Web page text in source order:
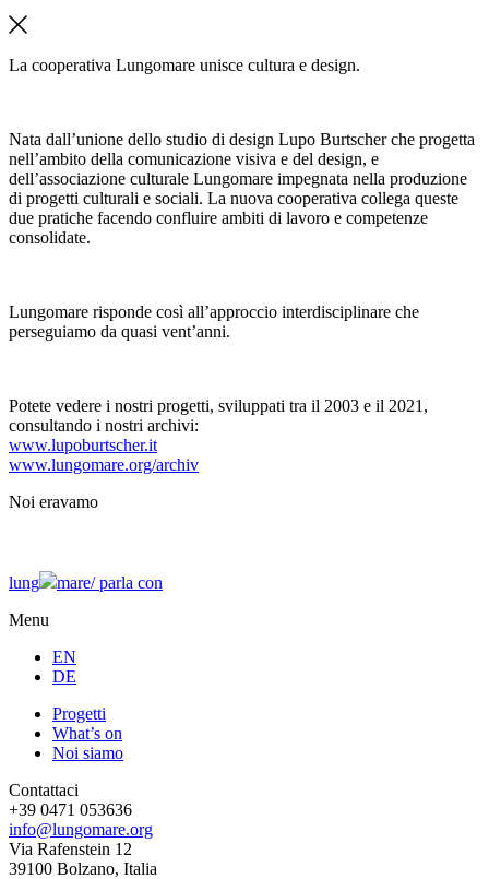
La cooperativa Lungomare unisce cultura e design.
Nata dall’unione dello studio di design Lupo Burtscher che progetta
nell’ambito della comunicazione visiva e del design, e
dell’associazione culturale Lungomare impegnata nella produzione
di progetti culturali e sociali. La nuova cooperativa collega queste
due pratiche facendo confluire ambiti di lavoro e competenze
consolidate.
Lungomare risponde così all’approccio interdisciplinare che
perseguiamo da quasi vent’anni.
Potete vedere i nostri progetti, sviluppati tra il 2003 e il 2021,
consultando i nostri archivi:
www.lupoburtscher.it
www.lungomare.org/archiv
Noi eravamo
lung mare/parla con
Menu
EN
DE
Progetti
What’s on
Noi siamo
Contattaci
+39 0471 053636
info@lungomare.org
Via Rafenstein 12
39100 Bolzano, Italia